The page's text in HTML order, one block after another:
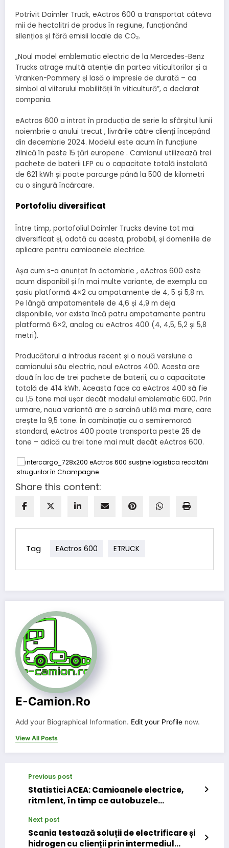
Potrivit Daimler Truck, eActros 600 a transportat câteva
mii de hectolitri de produs în regiune, funcționând
silențios și fără emisii locale de CO₂.
„Noul model emblematic electric de la Mercedes-Benz
Trucks atrage multă atenție din partea viticultorilor și a
Vranken-Pommery și lasă o impresie de durată – ca
simbol al viitorului mobilității în viticultură”, a declarat
compania.
eActros 600 a intrat în producția de serie la sfârșitul lunii
noiembrie a anului trecut , livrările către clienți începând
din decembrie 2024. Modelul este acum în funcțiune
zilnică în peste 15 țări europene . Camionul utilizează trei
pachete de baterii LFP cu o capacitate totală instalată
de 621 kWh și poate parcurge până la 500 de kilometri
cu o singură încărcare.
Portofoliu diversificat
Între timp, portofoliul Daimler Trucks devine tot mai
diversificat și, odată cu acesta, probabil, și domeniile de
aplicare pentru camioanele electrice.
Așa cum s-a anunțat în octombrie , eActros 600 este
acum disponibil și în mai multe variante, de exemplu ca
șasiu platformă 4×2 cu ampatamente de 4, 5 și 5,8 m.
Pe lângă ampatamentele de 4,6 și 4,9 m deja
disponibile, vor exista încă patru ampatamente pentru
platformă 6×2, analog cu eActros 400 (4, 4,5, 5,2 și 5,8
metri).
Producătorul a introdus recent și o nouă versiune a
camionului său electric, noul eActros 400. Acesta are
două în loc de trei pachete de baterii, cu o capacitate
totală de 414 kWh. Aceasta face ca eActros 400 să fie
cu 1,5 tone mai ușor decât modelul emblematic 600. Prin
urmare, noua variantă are o sarcină utilă mai mare, care
crește la 9,5 tone. În combinație cu o semiremorcă
standard, eActros 400 poate transporta peste 25 de
tone – adică cu trei tone mai mult decât eActros 600.
Share this content:
Tag EActros 600 ETRUCK
E-Camion.ro
Add your Biographical Information. Edit your Profile now.
View All Posts
Previous post
Statistici ACEA: Camioanele electrice,
ritm lent, în timp ce autobuzele
Next post
Scania testează soluții de electrificare și
hidrogen cu clienții prin intermediul